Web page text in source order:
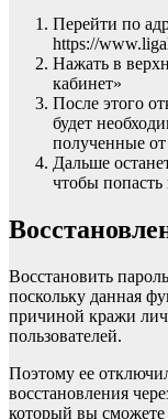
Перейти по
https://
Нажать в
кабинет»
После этого
будет
полученные от
Дальше
чтобы
Восстановить
поскольку данная
причиной кражи
пользователей.
Поэтому ее
восстановления
который вы сможете